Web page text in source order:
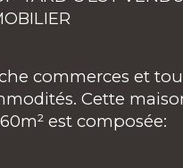
Valeurs
de pièces
commerces et
Cette
est composée: